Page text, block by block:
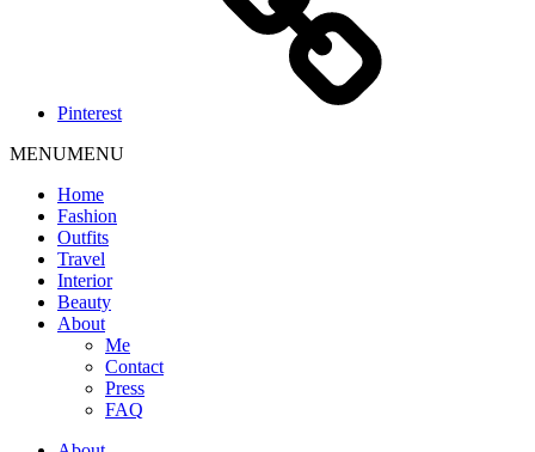
Pinterest
MENUMENU
Home
Fashion
Outfits
Travel
Interior
Beauty
About
Me
Contact
Press
FAQ